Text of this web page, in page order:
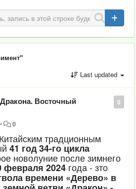
Last updated
0
Восточный
• 0
традционным
41 год 34-го цикла
новолуние после зимнего
февраля 2024 года - зто
времени «Дерево» в